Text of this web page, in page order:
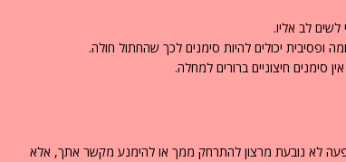
לב אליו.
ופסיבית יכולים להיות סימנים לכך שהחתול חולה.
סימנים חיצוניים ברורים למחלה.
לא נובעת מרצון להתרחק ממך או להימנע מקשר אתך, אלא